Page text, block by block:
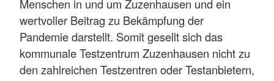
Menschen in und um Zuzenhausen und ein
wertvoller Beitrag zu Bekämpfung der
Pandemie darstellt. Somit gesellt sich das
kommunale Testzentrum Zuzenhausen nicht zu
den zahlreichen Testzentren oder Testanbietern,